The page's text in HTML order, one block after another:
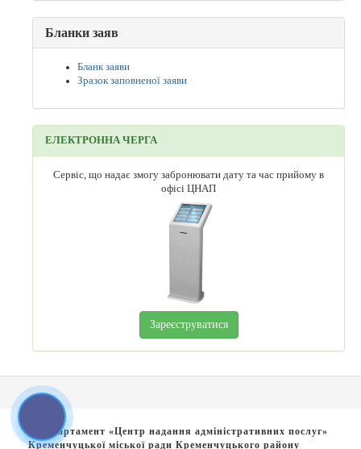
Бланки заяв
Бланк заяви
Зразок заповненої заяви
ЕЛЕКТРОННА ЧЕРГА
Сервіс, що надає змогу забронювати дату та час прийому в
офісі ЦНАП
Зареєструватися
© Департамент «Центр надання адміністративних послуг»
Кременчуцької міської ради Кременчуцького району